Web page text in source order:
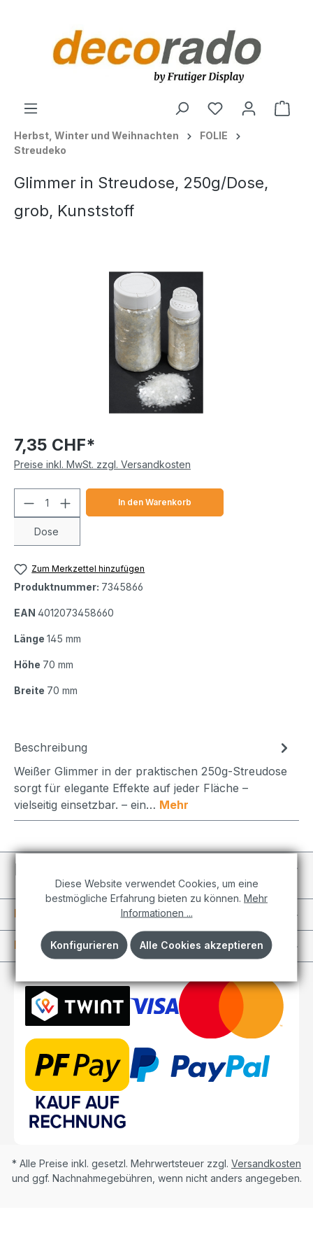
Herbst, Winter und Weihnachten
FOLIE
Streudeko
Glimmer in Streudose, 250g/Dose,
grob, Kunststoff
Bildergalerie überspringen
7,35 CHF*
Preise inkl. MwSt. zzgl. Versandkosten
Produkt Anzahl: Gib den
Dose
In den Warenkorb
Zum Merkzettel hinzufügen
Produktnummer: 7345866
EAN 4012073458660
Länge 145 mm
Höhe 70 mm
Breite 70 mm
Beschreibung
Weißer Glimmer in der praktischen 250g-Streudose
sorgt für elegante Effekte auf jeder Fläche –
vielseitig einsetzbar. – ein… Mehr
Individuelle Projekte
Informationen
Kundenkonto
* Alle Preise inkl. gesetzl. Mehrwertsteuer zzgl. Versandkosten
und ggf. Nachnahmegebühren, wenn nicht anders angegeben.
Diese Website verwendet Cookies, um eine
bestmögliche Erfahrung bieten zu können. Mehr
Informationen ...
Konfigurieren Alle Cookies akzeptieren